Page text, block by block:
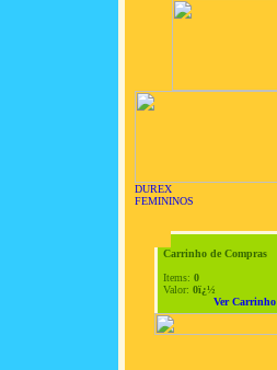
DUREX
FEMININOS
Carrinho de Compras
Items: 0
Valor: 0ï¿½
Ver Carrinho